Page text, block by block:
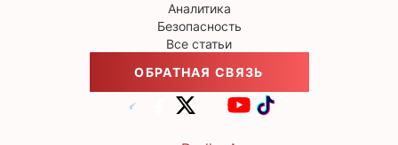
Аналитика
Безопасность
Все статьи
ОБРАТНАЯ СВЯЗЬ